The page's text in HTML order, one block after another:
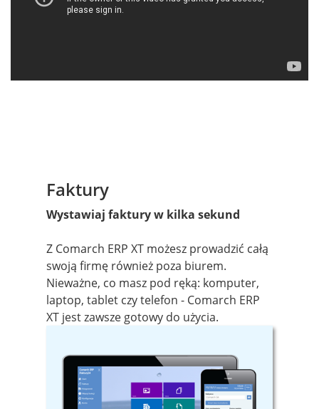
Faktury
Wystawiaj faktury w kilka sekund
Z Comarch ERP XT możesz prowadzić całą
swoją firmę również poza biurem.
Nieważne, co masz pod ręką: komputer,
laptop, tablet czy telefon - Comarch ERP
XT jest zawsze gotowy do użycia.